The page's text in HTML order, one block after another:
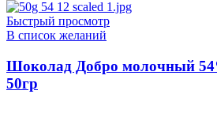
Быстрый просмотр
В список желаний
Шоколад Добро молочный
50гр